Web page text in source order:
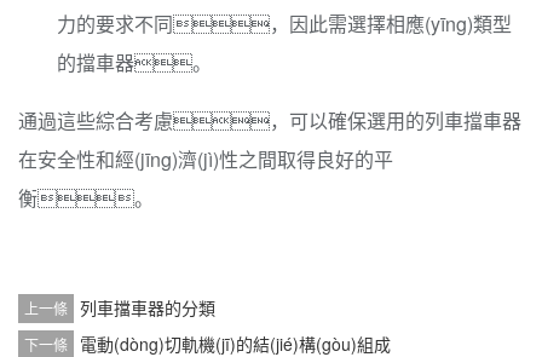
力的要求不同，因此需選擇相應(yīng)類型
的擋車器。
通過這些綜合考慮，可以確保選用的列車擋車器
在安全性和經(jīng)濟(jì)性之間取得良好的平
衡。
上一條 列車擋車器的分類
下一條 電動(dòng)切軌機(jī)的結(jié)構(gòu)組成